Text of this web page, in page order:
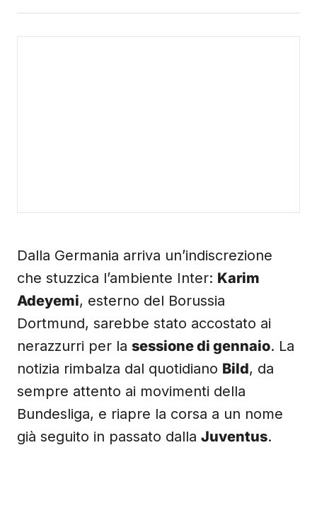
Dalla Germania arriva un’indiscrezione
che stuzzica l’ambiente Inter: Karim
Adeyemi, esterno del Borussia
Dortmund, sarebbe stato accostato ai
nerazzurri per la sessione di gennaio. La
notizia rimbalza dal quotidiano Bild, da
sempre attento ai movimenti della
Bundesliga, e riapre la corsa a un nome
già seguito in passato dalla Juventus.